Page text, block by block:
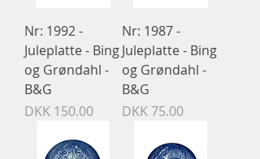
Nr: 1992 -
Juleplatte - Bing
og Grøndahl -
B&G
Price
DKK 150.00
Nr: 1987 -
Juleplatte - Bing
og Grøndahl -
B&G
Price
DKK 75.00